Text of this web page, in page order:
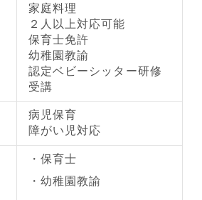
家庭料理
２人以上対応可能
保育士免許
幼稚園教諭
認定ベビーシッター研修
受講
病児保育
障がい児対応
保育士
幼稚園教諭